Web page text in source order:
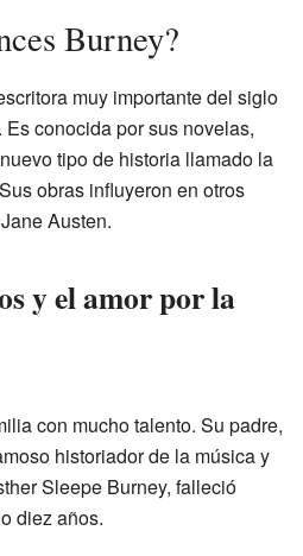
Burney?
muy importante del siglo
conocida por sus novelas,
tipo de historia llamado la
obras influyeron en otros
Austen.
y el amor por la
con mucho talento. Su padre,
historiador de la música y
Sleepe Burney, falleció
diez años.